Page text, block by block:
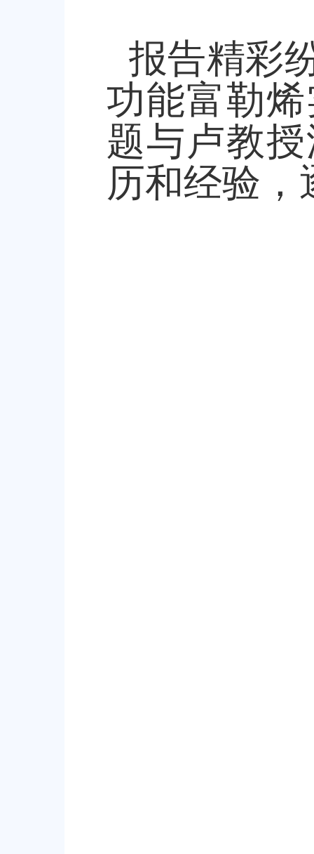
报告精彩
功能富勒
题与卢教
历和经验